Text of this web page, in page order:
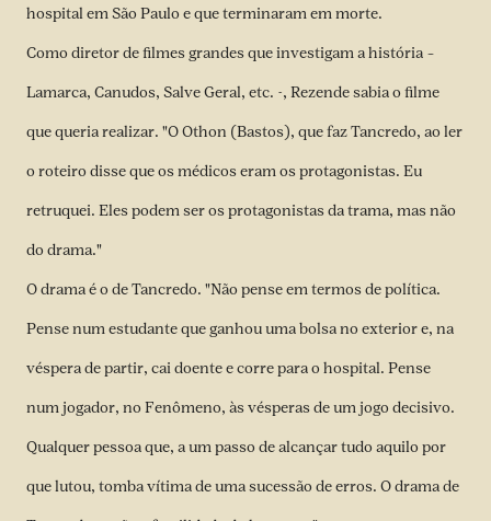
hospital em São Paulo e que terminaram em morte.
Como diretor de filmes grandes que investigam a história –
Lamarca, Canudos, Salve Geral, etc. -, Rezende sabia o filme
que queria realizar. "O Othon (Bastos), que faz Tancredo, ao ler
o roteiro disse que os médicos eram os protagonistas. Eu
retruquei. Eles podem ser os protagonistas da trama, mas não
do drama."
O drama é o de Tancredo. "Não pense em termos de política.
Pense num estudante que ganhou uma bolsa no exterior e, na
véspera de partir, cai doente e corre para o hospital. Pense
num jogador, no Fenômeno, às vésperas de um jogo decisivo.
Qualquer pessoa que, a um passo de alcançar tudo aquilo por
que lutou, tomba vítima de uma sucessão de erros. O drama de